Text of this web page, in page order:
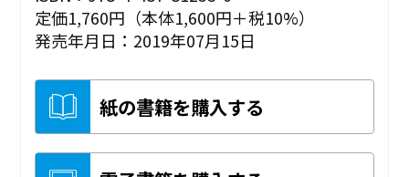
定価1,760円（本体1,600円＋税10%）
発売年月日：2019年07月15日
紙の書籍を購入する